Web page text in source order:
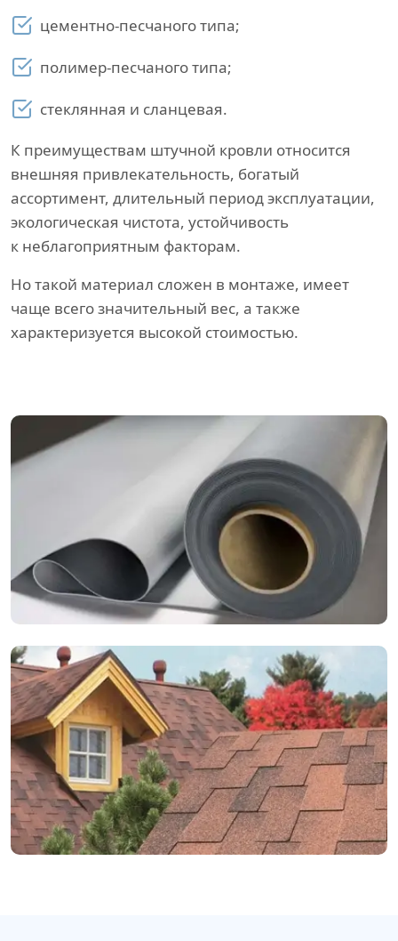
цементно-песчаного типа;
полимер-песчаного типа;
стеклянная и сланцевая.
К преимуществам штучной кровли относится
внешняя привлекательность, богатый
ассортимент, длительный период эксплуатации,
экологическая чистота, устойчивость
к неблагоприятным факторам.
Но такой материал сложен в монтаже, имеет
чаще всего значительный вес, а также
характеризуется высокой стоимостью.